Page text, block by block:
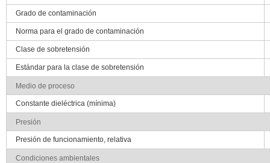
Grado de contaminación
Norma para el grado de contaminación
Clase de sobretensión
Estándar para la clase de sobretensión
Medio de proceso
Constante dieléctrica (mínima)
Presión
Presión de funcionamiento, relativa
Condiciones ambientales